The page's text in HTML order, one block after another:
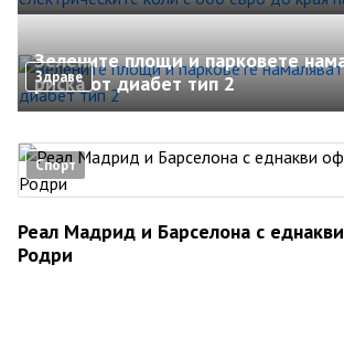
Здраве
Зелените площи и парковете
риска от диабет тип 2
Спорт
Реал Мадрид и Барселона с
Родри